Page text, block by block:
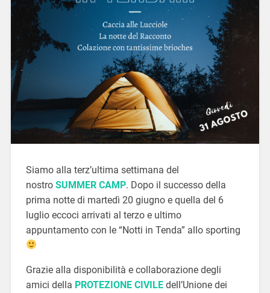
Siamo alla terz’ultima settimana del
nostro SUMMER CAMP. Dopo il successo della
prima notte di martedì 20 giugno e quella del 6
luglio eccoci arrivati al terzo e ultimo
appuntamento con le “Notti in Tenda” allo sporting
Grazie alla disponibilità e collaborazione degli
amici della PROTEZIONE CIVILEdell’Unione dei